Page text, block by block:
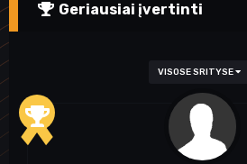
Geriausiai įvertinti
VISOSE SRITYSE